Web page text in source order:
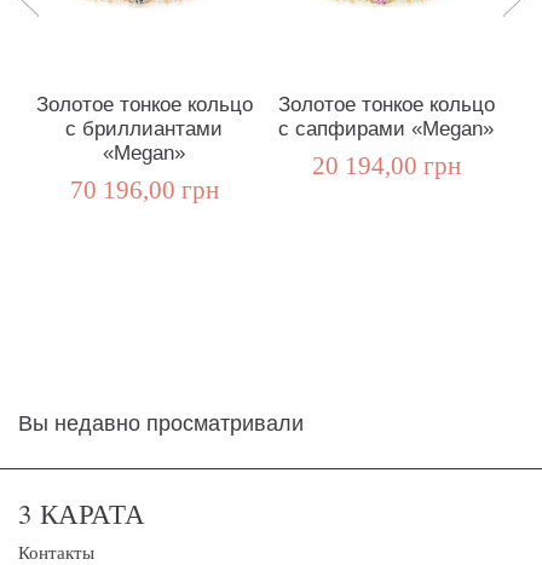
Золотое тонкое кольцо
с бриллиантами
«Megan»
70 196,00 грн
Золотое тонкое кольцо
с сапфирами «Megan»
20 194,00 грн
Вы недавно просматривали
3 КАРАТА
Контакты